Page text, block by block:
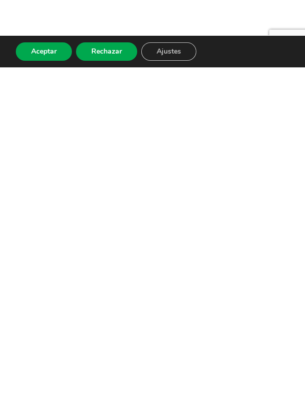
Aceptar Rechazar Ajustes